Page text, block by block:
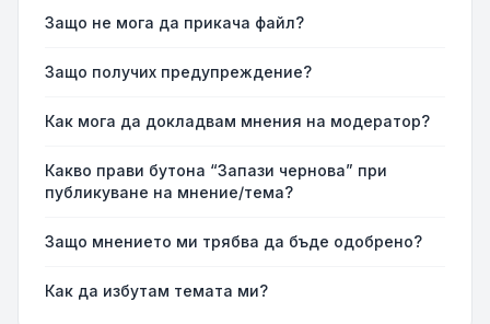
Защо не мога да прикача файл?
Защо получих предупреждение?
Как мога да докладвам мнения на модератор?
Какво прави бутона “Запази чернова” при
публикуване на мнение/тема?
Защо мнението ми трябва да бъде одобрено?
Как да избутам темата ми?